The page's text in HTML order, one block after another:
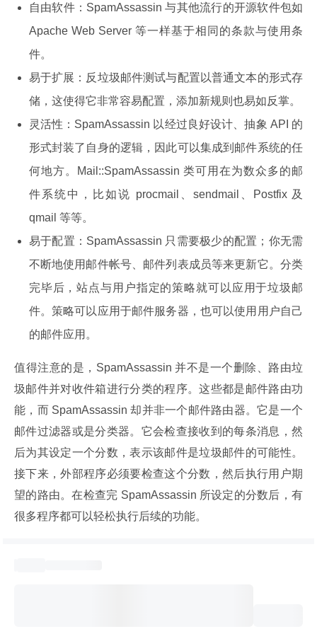
自由软件：SpamAssassin 与其他流行的开源软件包如
Apache Web Server 等一样基于相同的条款与使用条
件。
易于扩展：反垃圾邮件测试与配置以普通文本的形式存
储，这使得它非常容易配置，添加新规则也易如反掌。
灵活性：SpamAssassin 以经过良好设计、抽象 API 的
形式封装了自身的逻辑，因此可以集成到邮件系统的任
何地方。Mail::SpamAssassin 类可用在为数众多的邮
件系统中，比如说 procmail、sendmail、Postfix 及
qmail 等等。
易于配置：SpamAssassin 只需要极少的配置；你无需
不断地使用邮件帐号、邮件列表成员等来更新它。分类
完毕后，站点与用户指定的策略就可以应用于垃圾邮
件。策略可以应用于邮件服务器，也可以使用用户自己
的邮件应用。
值得注意的是，SpamAssassin 并不是一个删除、路由垃
圾邮件并对收件箱进行分类的程序。这些都是邮件路由功
能，而 SpamAssassin 却并非一个邮件路由器。它是一个
邮件过滤器或是分类器。它会检查接收到的每条消息，然
后为其设定一个分数，表示该邮件是垃圾邮件的可能性。
接下来，外部程序必须要检查这个分数，然后执行用户期
望的路由。在检查完 SpamAssassin 所设定的分数后，有
很多程序都可以轻松执行后续的功能。